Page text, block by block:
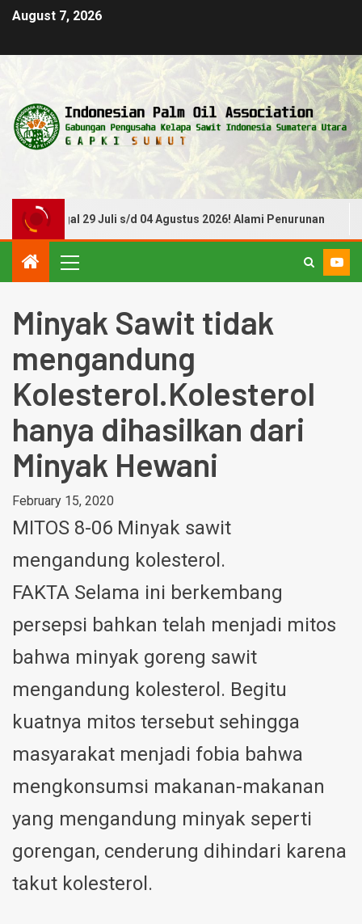
August 7, 2026
Tanggal 29 Juli s/d 04 Agustus 2026! Alami Penurunan
Minyak Sawit tidak
mengandung
Kolesterol.Kolesterol
hanya dihasilkan dari
Minyak Hewani
February 15, 2020
MITOS 8-06 Minyak sawit
mengandung kolesterol.
FAKTA Selama ini berkembang
persepsi bahkan telah menjadi mitos
bahwa minyak goreng sawit
mengandung kolesterol. Begitu
kuatnya mitos tersebut sehingga
masyarakat menjadi fobia bahwa
mengkonsumsi makanan-makanan
yang mengandung minyak seperti
gorengan, cenderung dihindari karena
takut kolesterol.